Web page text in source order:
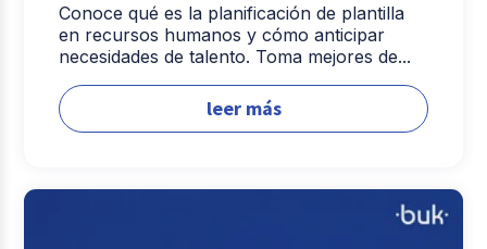
Conoce qué es la planificación de plantilla
en recursos humanos y cómo anticipar
necesidades de talento. Toma mejores de...
leer más